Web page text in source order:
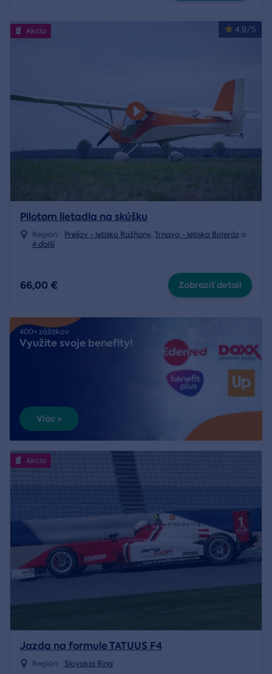
4.9/5
Akcia
Pilotom lietadla na skúšku
Región: Prešov - letisko Ražňany, Trnava - letisko Boleráz a
4 ďalší
66,00 € Zobraziť detail
400+ zážitkov
Využite svoje benefity!
Viac >
Akcia
Jazda na formule TATUUS F4
Región: Slovakia Ring